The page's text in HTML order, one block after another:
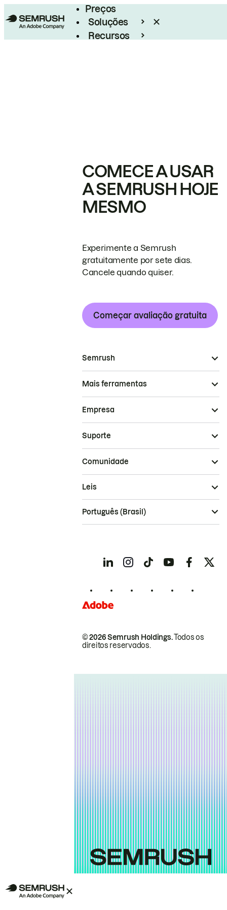
Preços
Soluções
Recursos
COMECE A USAR
A SEMRUSH HOJE
MESMO
Experimente a Semrush
gratuitamente por sete dias.
Cancele quando quiser.
Começar avaliação gratuita
Semrush
Mais ferramentas
Empresa
Suporte
Comunidade
© 2026 Semrush Holdings.Todos os
direitos reservados.
Leis
Português (Brasil)